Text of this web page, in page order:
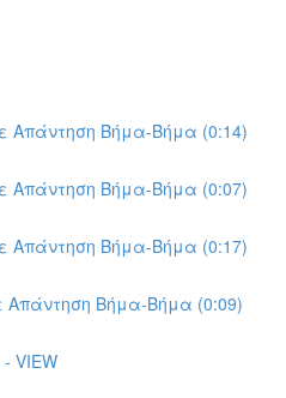
Απάντηση Βήμα-Βήμα (0:14)
Απάντηση Βήμα-Βήμα (0:07)
Απάντηση Βήμα-Βήμα (0:17)
Απάντηση Βήμα-Βήμα (0:09)
VIEW